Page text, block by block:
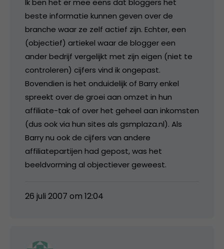
beste informatie kunnen geven over de
branche waar ze zelf actief zijn. Echter, een
(objectief) artiekel waar de blogger een
ander bedrijf vergelijkt met zijn eigen (niet te
controleren) cijfers vind ik ongepast.
Bovendien is het onduidelijk of Barry enkel
spreekt over de groei aan omzet in hun
affiliate-tak of over het geheel aan inkomsten
(dus ook via hun sites als gsmplaza.nl). Als
Barry nu ook de cijfers van andere
affiliatepartijen had gepost, was het
beeldvorming al objectiever geweest.
26 juli 2007 om 12:04